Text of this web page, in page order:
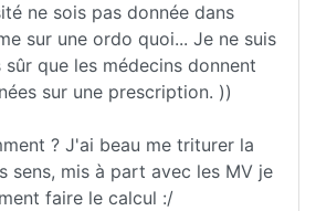
ne sois pas donnée dans
sur une ordo quoi... Je ne suis
que les médecins donnent
sur une prescription. ))
? J'ai beau me triturer la
sens, mis à part avec les MV je
faire le calcul :/